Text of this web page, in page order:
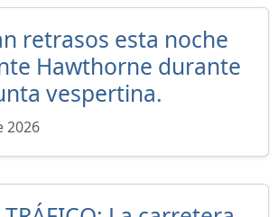
retrasos esta noche
Hawthorne durante
vespertina.
2026